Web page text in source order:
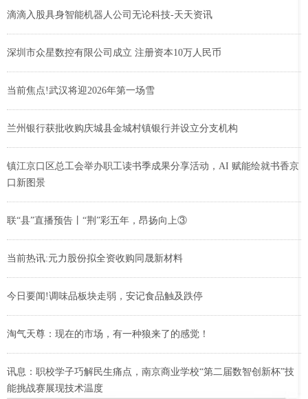
滴滴入股具身智能机器人公司无论科技-天天资讯
深圳市众星数控有限公司成立 注册资本10万人民币
当前焦点!武汉将迎2026年第一场雪
兰州银行获批收购庆城县金城村镇银行并设立分支机构
镇江京口区总工会举办职工读书季成果分享活动，AI 赋能绘就书香京
口新图景
联“县”直播预告丨“荆”彩五年，昂扬向上③
当前热讯:元力股份拟全资收购同晟新材料
今日要闻!调味品板块走弱，安记食品触及跌停
淘气天尊：现在的市场，有一种狼来了的感觉！
讯息：职校学子巧解民生痛点，南京商业学校“第二届数智创新杯”技
能挑战赛展现技术温度